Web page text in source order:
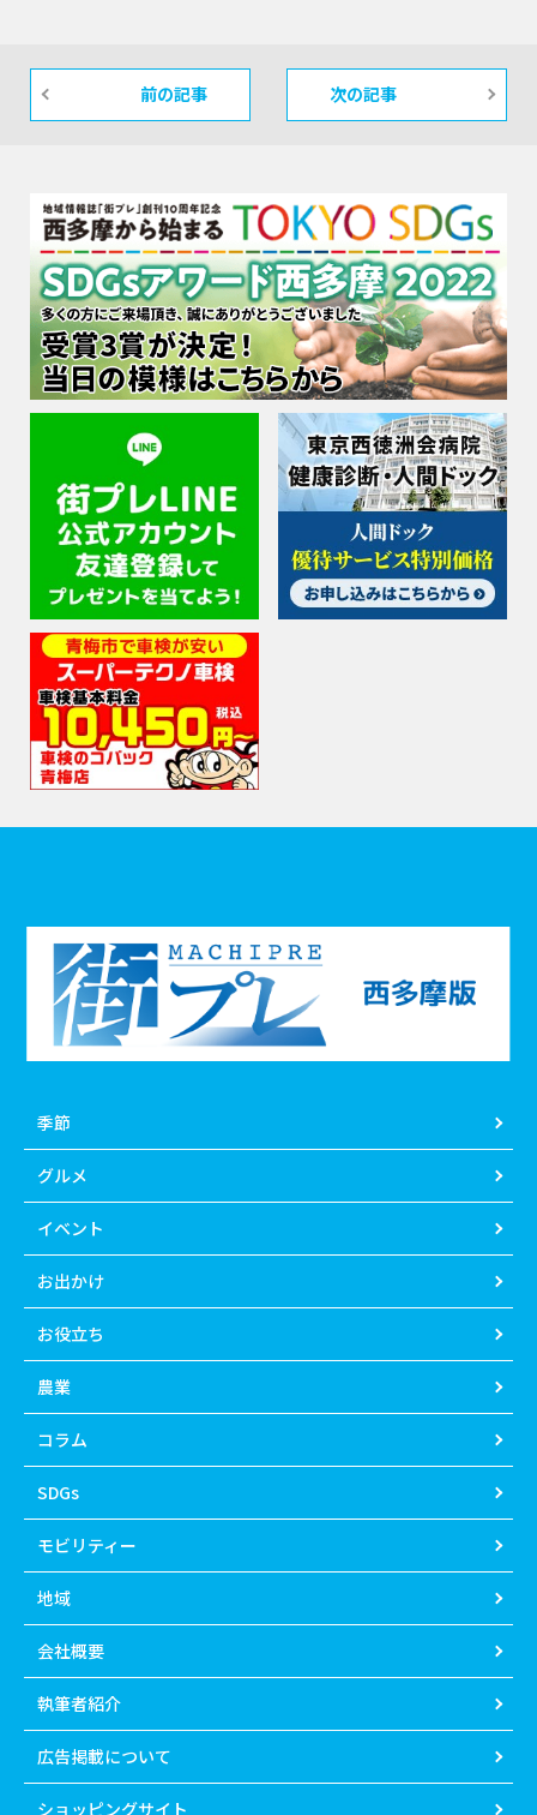
前の記事 次の記事
季節
グルメ
イベント
お出かけ
お役立ち
農業
コラム
SDGs
モビリティー
地域
会社概要
執筆者紹介
広告掲載について
ショッピングサイト